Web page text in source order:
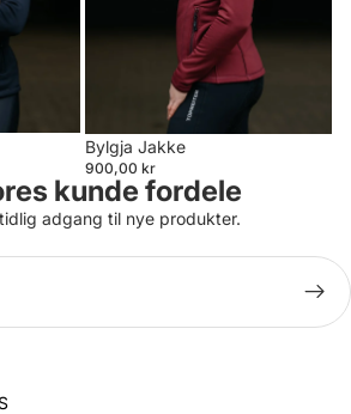
Bylgja Jakke
900,00 kr
kunde fordele
adgang til nye produkter.